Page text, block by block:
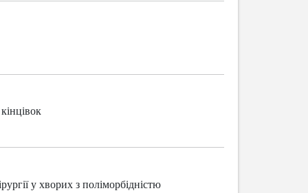
у хворих з поліморбідністю